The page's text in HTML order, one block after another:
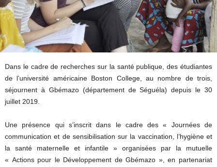
Dans le cadre de recherches sur la santé publique, des étudiantes
de l’université américaine Boston College, au nombre de trois,
séjournent à Gbémazo (département de Séguéla) depuis le 30
juillet 2019.
Une présence qui s’inscrit dans le cadre des « Journées de
communication et de sensibilisation sur la vaccination, l’hygiène et
la santé maternelle et infantile » organisées par la mutuelle
« Actions pour le Développement de Gbémazo », en partenariat